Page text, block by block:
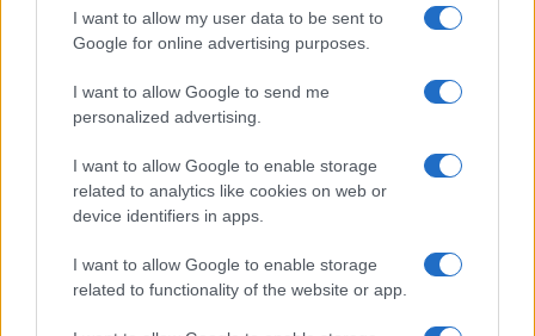
I want to allow my user data to be sent to
Google for online advertising purposes.
I want to allow Google to send me
personalized advertising.
I want to allow Google to enable storage
related to analytics like cookies on web or
device identifiers in apps.
I want to allow Google to enable storage
related to functionality of the website or app.
Dove si terrà Vogue World nel 2027: la scelta di San
Francisco
LIFESTYLE